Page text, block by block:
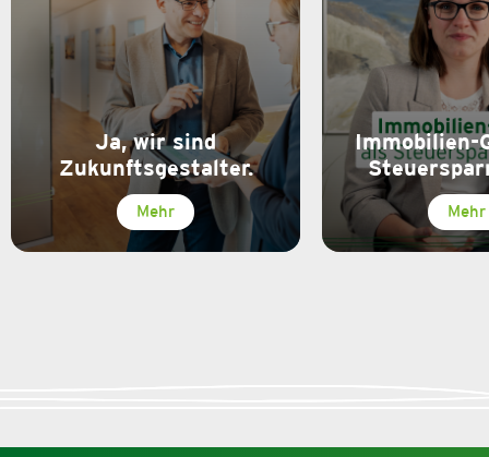
Ja, wir sind
Zukunftsgestalter.
Mehr
Immobilien-
Mehr